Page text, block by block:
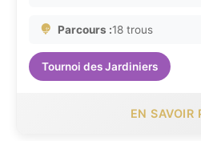
Parcours :18 trous
Tournoi des Jardiniers
EN SAVOIR